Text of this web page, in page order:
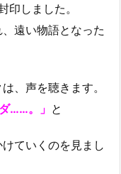
印しました。
遠い物語となった
、声を聴きます。
……。」 と
ていくのを見まし